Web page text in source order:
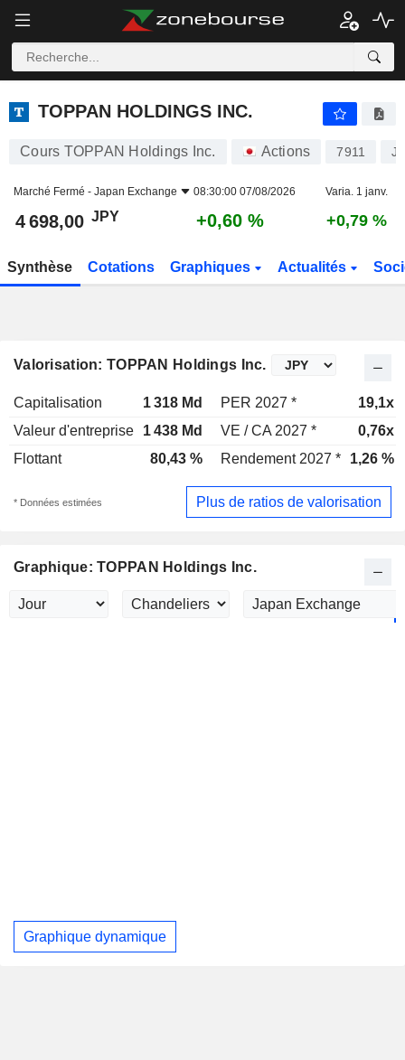
TOPPAN HOLDINGS INC.
TOPPAN HOLDINGS INC.
Cours TOPPAN Holdings Inc. Actions 7911
Marché Fermé - Japan Exchange 08:30:00 07/08/2026 Varia. 1 janv.
4 698,00 JPY +0,60 % +0,79 %
Synthèse Cotations Graphiques Actualités
Valorisation: TOPPAN Holdings Inc.
Capitalisation 1 318 Md PER 2027 *
19,1x
Valeur d'entreprise
1 438 Md VE / CA 2027 *
0,76x
Flottant
80,43 % Rendement 2027 * 1,26 %
* Données estimées Plus de ratios de valorisation
Graphique: TOPPAN Holdings Inc.
Graphique dynamique